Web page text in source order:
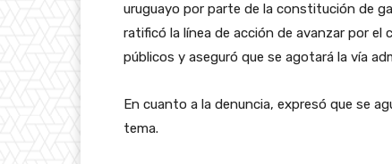
uruguayo por parte de la constitución de
ratificó la línea de acción de avanzar por el
públicos y aseguró que se agotará la vía
En cuanto a la denuncia, expresó que se
tema.